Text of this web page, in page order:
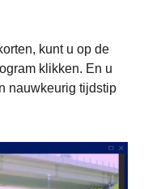
kunt u op de
klikken. En u
nauwkeurig tijdstip